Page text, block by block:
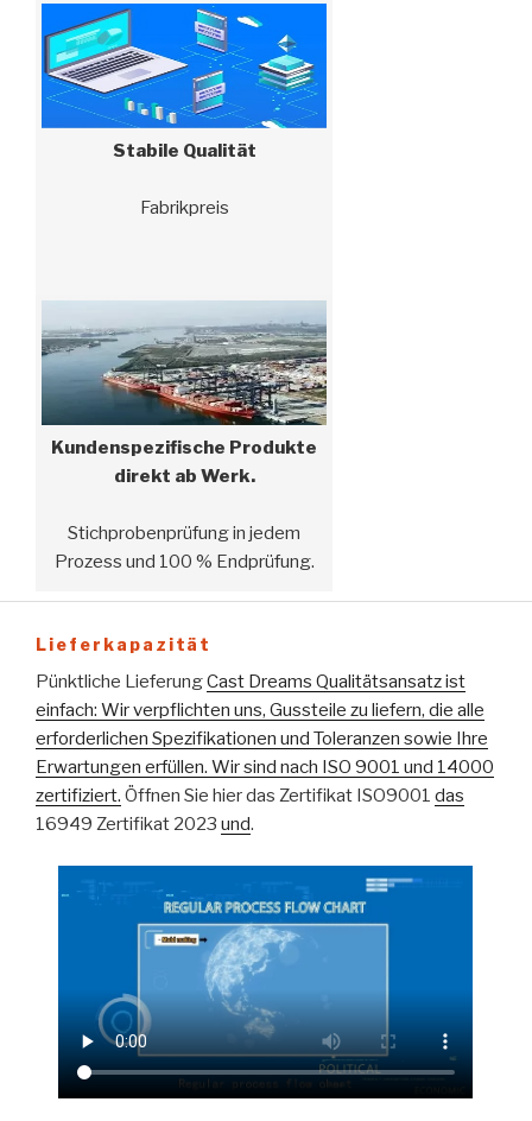
Produktdesign, Gießen,
Bearbeiten bis hin zur
Wärmebehandlung,
Oberflächenbehandlung usw., um
Ihre Kosten zu senken.“
Stabile Qualität
Fabrikpreis
Kundenspezifische Produkte
direkt ab Werk.
Stichprobenprüfung in jedem
Prozess und 100 % Endprüfung.
Lieferkapazität
Pünktliche LieferungCast Dreams Qualitätsansatz ist
einfach: Wir verpflichten uns, Gussteile zu liefern, die alle
erforderlichen Spezifikationen und Toleranzen sowie Ihre
Erwartungen erfüllen. Wir sind nach ISO 9001 und 14000
zertifiziert. Öffnen Sie hier das Zertifikat ISO9001 das
16949 Zertifikat 2023 und.